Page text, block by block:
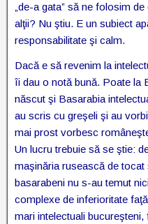
„de-a gata” să ne folosim
alţii? Nu ştiu. E un subiect
responsabilitate şi calm.
Dacă e să revenim la
îi dau o notă bună. Poate la
născut şi Basarabia
au scris cu greşeli şi au
mai prost vorbesc
Un lucru trebuie să se ştie:
maşinăria rusească de tocat
basarabeni nu s-au temut
complexe de inferioritate
mari intelectuali